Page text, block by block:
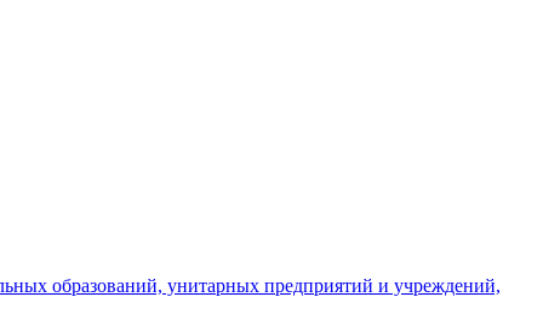
образований, унитарных предприятий и учреждений,